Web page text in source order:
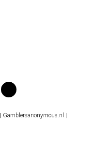
| Gamblersanonymous.nl |